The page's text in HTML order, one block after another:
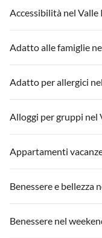
Accessibilità nel Valle
Adatto alle famiglie
Adatto per allergici
Alloggi per gruppi nel
Appartamenti
Benessere e bellezza
Benessere nel